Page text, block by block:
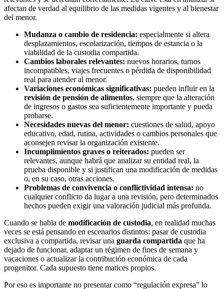
afectan de verdad al equilibrio de las medidas vigentes y al bienestar
del menor.
Mudanza o cambio de residencia: especialmente si altera
desplazamientos, escolarización, tiempos de estancia o la
viabilidad de la custodia compartida.
Cambios laborales relevantes: nuevos horarios, turnos
incompatibles, viajes frecuentes o pérdida de disponibilidad
real para atender al menor.
Variaciones económicas significativas: pueden influir en la
revisión de pensión de alimentos, siempre que la alteración
de ingresos o gastos sea suficientemente importante y pueda
probarse.
Necesidades nuevas del menor: cuestiones de salud, apoyo
educativo, edad, rutina, actividades o cambios personales que
aconsejen revisar la organización existente.
Incumplimientos graves o reiterados: pueden ser
relevantes, aunque habrá que analizar su entidad real, la
prueba disponible y si justifican una modificación de medidas
o, en su caso, otras acciones.
Problemas de convivencia o conflictividad intensa: no
cualquier conflicto da lugar a una revisión, pero determinados
hechos pueden exigir una valoración judicial más profunda.
Cuando se habla de modificación de custodia, en realidad muchas
veces se está pensando en escenarios distintos: pasar de custodia
exclusiva a compartida, revisar una guarda compartida que ha
dejado de funcionar, adaptar un régimen de fines de semana y
vacaciones o actualizar la contribución económica de cada
progenitor. Cada supuesto tiene matices propios.
Por eso es importante no presentar como “regulación expresa” lo